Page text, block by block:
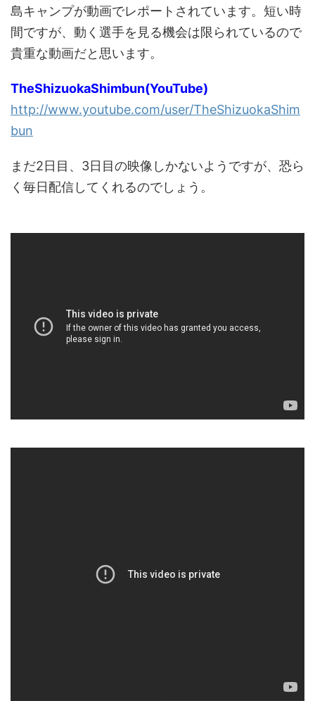
島キャンプが動画でレポートされています。短い時
間ですが、動く選手を見る機会は限られているので
貴重な動画だと思います。
TheShizuokaShimbun(YouTube)
http://www.youtube.com/user/TheShizuokaShim
bun
まだ2日目、3日目の映像しかないようですが、恐ら
く毎日配信してくれるのでしょう。